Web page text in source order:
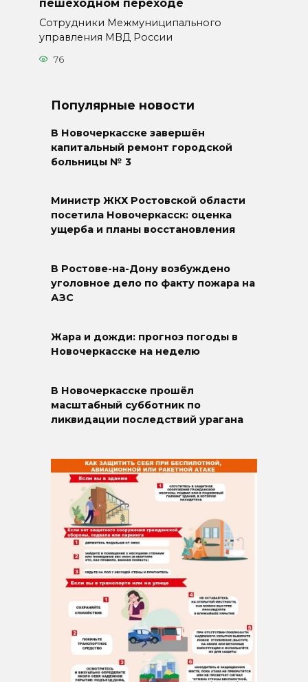
пешеходном переходе
Сотрудники Межмуниципального
управления МВД России
76
Популярные новости
В Новочеркасске завершён
капитальный ремонт городской
больницы № 3
Министр ЖКХ Ростовской области
посетила Новочеркасск: оценка
ущерба и планы восстановления
В Ростове-на-Дону возбуждено
уголовное дело по факту пожара на
АЗС
Жара и дожди: прогноз погоды в
Новочеркасске на неделю
В Новочеркасске прошёл
масштабный субботник по
ликвидации последствий урагана